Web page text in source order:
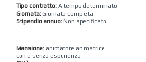
Tipo contratto:A tempo determinato
Giornata: Giornata completa
Stipendio annuo: Non specificato
Mansione:animatore animatrice
con e senza esperienza